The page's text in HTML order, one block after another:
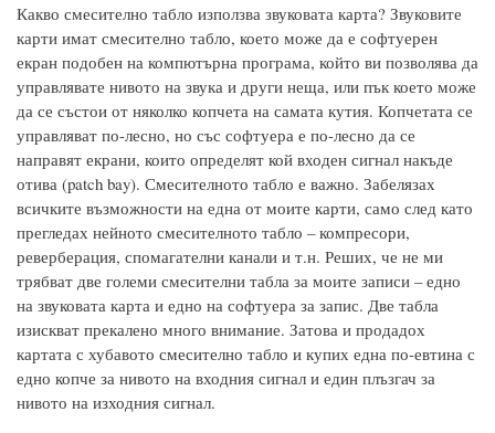
Какво смесително табло използва звуковата карта? Звуковите
карти имат смесително табло, което може да е софтуерен
екран подобен на компютърна програма, който ви позволява да
управлявате нивото на звука и други неща, или пък което може
да се състои от няколко копчета на самата кутия. Копчетата се
управляват по-лесно, но със софтуера е по-лесно да се
направят екрани, които определят кой входен сигнал накъде
отива (patch bay). Смесителното табло е важно. Забелязах
всичките възможности на една от моите карти, само след като
прегледах нейното смесителното табло – компресори,
реверберация, спомагателни канали и т.н. Реших, че не ми
трябват две големи смесителни табла за моите записи – едно
на звуковата карта и едно на софтуера за запис. Две табла
изискват прекалено много внимание. Затова и продадох
картата с хубавото смесително табло и купих една по-евтина с
едно копче за нивото на входния сигнал и един плъзгач за
нивото на изходния сигнал.